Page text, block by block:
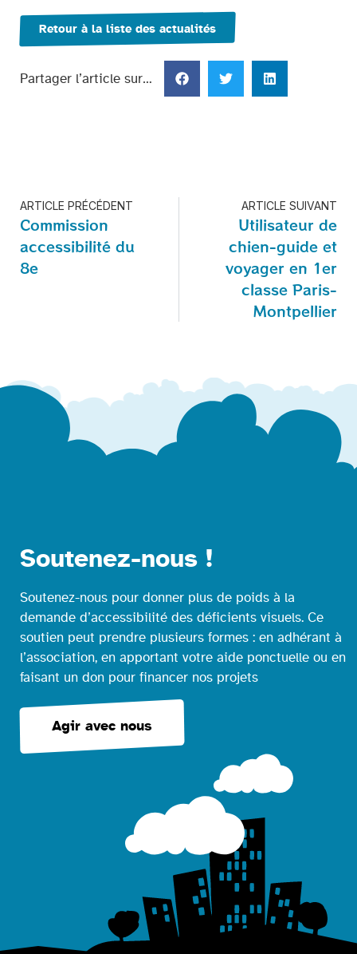
Retour à la liste des actualités
Partager l’article sur…
ARTICLE PRÉCÉDENT
Commission
accessibilité du
8e
ARTICLE SUIVANT
Utilisateur de
chien-guide et
voyager en 1er
classe Paris-
Montpellier
Soutenez-nous !
Soutenez-nous pour donner plus de poids à la
demande d’accessibilité des déficients visuels. Ce
soutien peut prendre plusieurs formes : en adhérant à
l’association, en apportant votre aide ponctuelle ou en
faisant un don pour financer nos projets
Agir avec nous